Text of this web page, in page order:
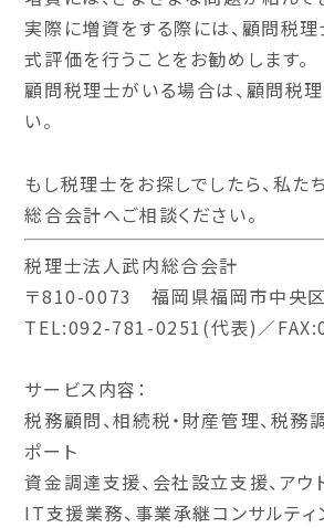
実際に増資をする際には、 顧問税理
式評価を行うことをお勧めします。
顧問税理士がいる場合は、顧問税
い。
もし税理士をお探しでしたら、私た
総合会計へご相談ください。
税理士法人武内総合会計
〒810-0073 福岡県福岡市中央
TEL:092-781-0251(代表)／
サービス内容：
税務顧問、相続税・財産管理、税務
ポート
資金調達支援、会社設立支援、アウ
IT支援業務、事業承継コンサルティ